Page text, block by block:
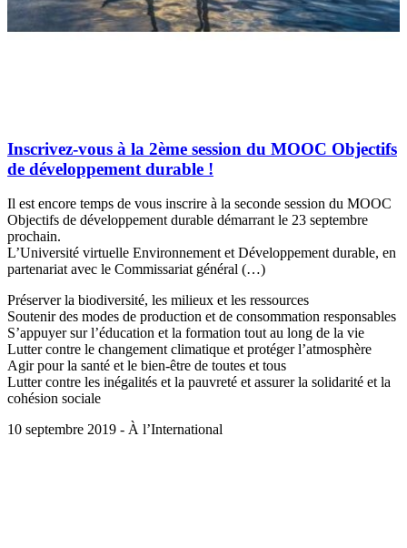
Inscrivez-vous à la 2ème session du MOOC Objectifs
de développement durable !
Il est encore temps de vous inscrire à la seconde session du MOOC
Objectifs de développement durable démarrant le 23 septembre
prochain.
L’Université virtuelle Environnement et Développement durable, en
partenariat avec le Commissariat général (…)
Préserver la biodiversité, les milieux et les ressources
Soutenir des modes de production et de consommation responsables
S’appuyer sur l’éducation et la formation tout au long de la vie
Lutter contre le changement climatique et protéger l’atmosphère
Agir pour la santé et le bien-être de toutes et tous
Lutter contre les inégalités et la pauvreté et assurer la solidarité et la
cohésion sociale
10 septembre 2019 - À l’International